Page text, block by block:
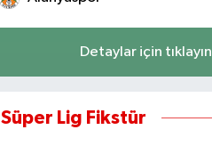
Detaylar için tıklayın
Süper Lig Fikstür